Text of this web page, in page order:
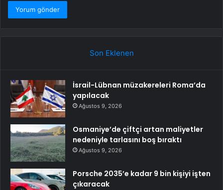
Son Eklenen
İsrail-Lübnan müzakereleri Roma’da
yapılacak
Ağustos 9, 2026
Osmaniye’de çiftçi artan maliyetler
nedeniyle tarlasını boş bıraktı
Ağustos 9, 2026
Porsche 2035’e kadar 9 bin kişiyi işten
çıkaracak